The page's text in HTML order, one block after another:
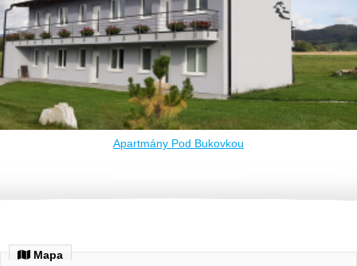
Apartmány Pod Bukovkou
Mapa